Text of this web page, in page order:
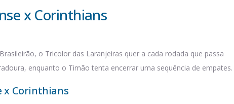
x Corinthians
o Tricolor das Laranjeiras quer a cada rodada que passa
enquanto o Timão tenta encerrar uma sequência de empates.
x Corinthians